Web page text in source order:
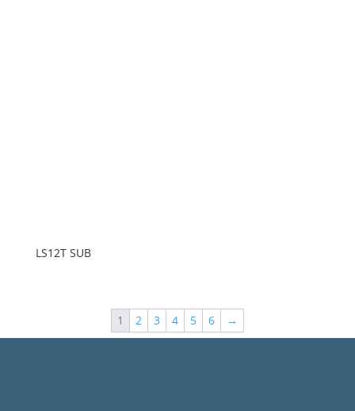
LS12T SUB
1 2 3 4 5 6 →